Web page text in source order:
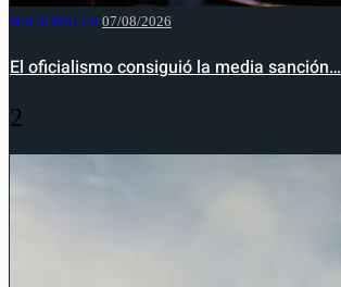
NACIONALES 07/08/2026
El oficialismo consiguió la media sanción…
2